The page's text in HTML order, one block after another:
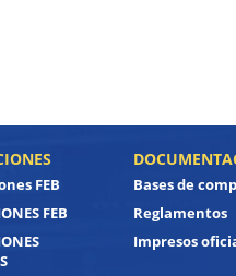
FEB
FEB
Bases de
Reglamentos
Impresos